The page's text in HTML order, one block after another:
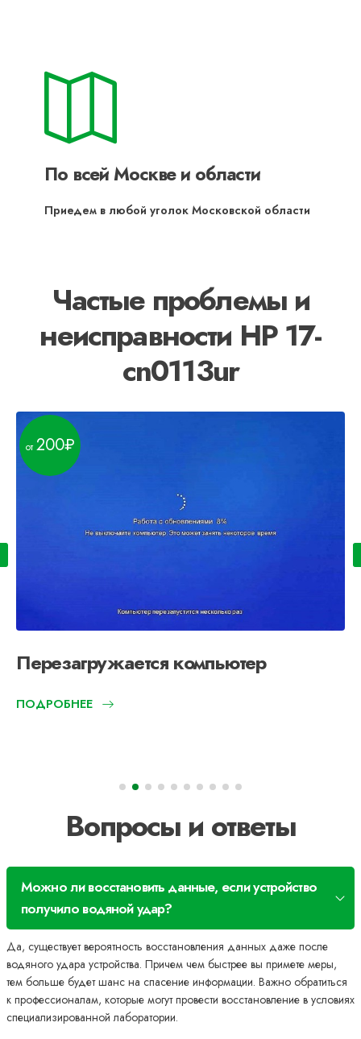
По всей Москве и области
Приедем в любой уголок Московской области
Частые проблемы и
неисправности HP 17-
cn0113ur
Перезагружается компьютер
200
ПОДРОБНЕЕ
Вопросы и ответы
Можно ли восстановить данные, если устройство
получило водяной удар?
Да, существует вероятность восстановления данных даже после
водяного удара устройства. Причем чем быстрее вы примете меры,
тем больше будет шанс на спасение информации. Важно обратиться
к профессионалам, которые могут провести восстановление в условиях
специализированной лаборатории.